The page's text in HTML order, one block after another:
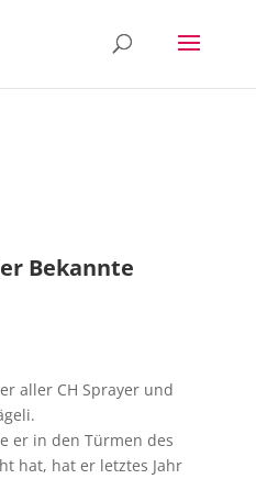
Bekannte
aller CH Sprayer und
er in den Türmen des
hat, hat er letztes Jahr